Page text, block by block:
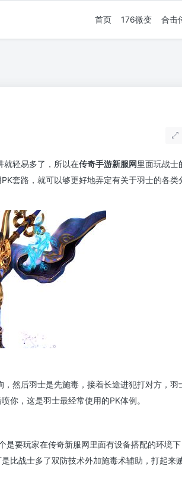
首页 176微变 合击
就轻易多了，所以在传奇手游新服网里面玩战士
套路，就可以够更好地弄定有关于羽士的各类
然后羽士是先施毒，接着长途进犯打对方，羽
你，这是羽士最经常使用的PK体例。
是要玩家在传奇新服网里面有设备搭配的环境下
比战士多了双防技术外加施毒术辅助，打起来